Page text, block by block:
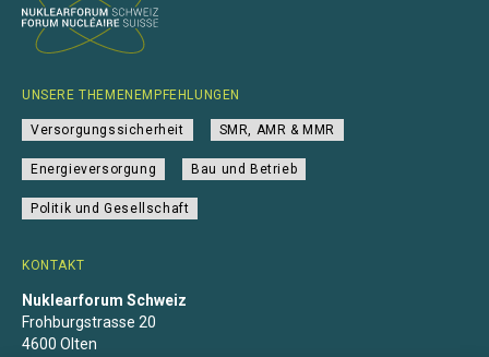
KONTAKT
Nuklearforum Schweiz
Frohburgstrasse 20
4600 Olten
UNSERE THEMENEMPFEHLUNGEN
Versorgungssicherheit SMR, AMR & MMR
Energieversorgung Bau und Betrieb
Politik und Gesellschaft